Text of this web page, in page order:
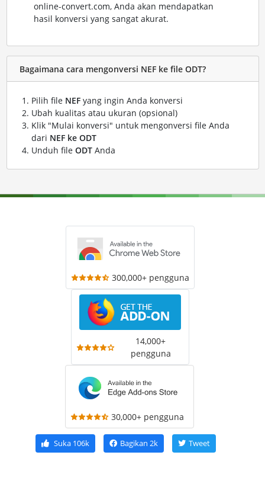
online-convert.com, Anda akan mendapatkan
hasil konversi yang sangat akurat.
Bagaimana cara mengonversi NEF ke file ODT?
Pilih file NEFyang ingin Anda konversi
Ubah kualitas atau ukuran (opsional)
Klik "Mulai konversi" untuk mengonversi file Anda
dari NEF ke ODT
Unduh file ODTAnda
300,000+ pengguna
14,000+
pengguna
30,000+ pengguna
Suka106k Bagikan 2k Tweet